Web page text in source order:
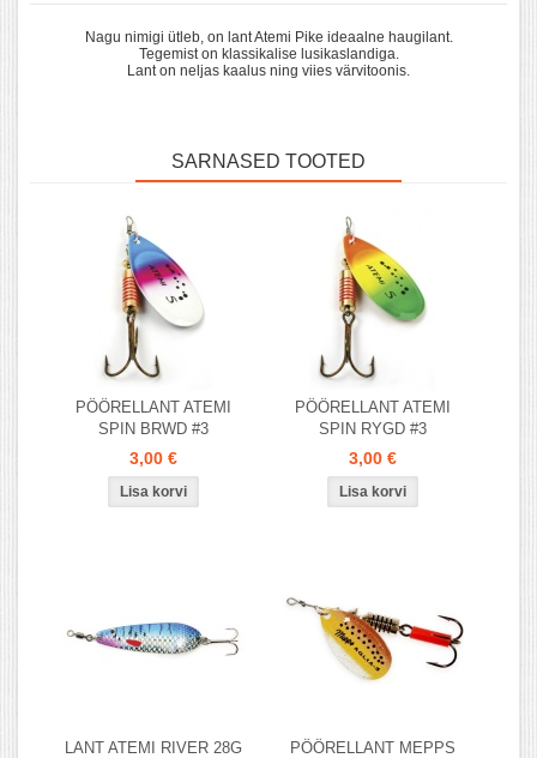
Nagu nimigi ütleb, on lant Atemi Pike ideaalne haugilant.
Tegemist on klassikalise lusikaslandiga.
Lant on neljas kaalus ning viies värvitoonis.
SARNASED TOOTED
PÖÖRELLANT ATEMI
SPIN BRWD #3
3,00 €
PÖÖRELLANT ATEMI
SPIN RYGD #3
3,00 €
LANT ATEMI RIVER 28G
PÖÖRELLANT MEPPS